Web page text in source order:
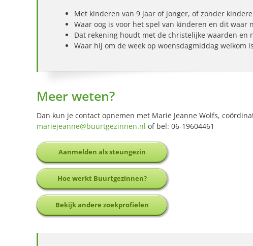
Met kinderen van 9 jaar of jonger, of zonder
Waar oog is voor het spel van kinderen en dit waar
Dat rekening houdt met de christelijke waarden en
Waar hij om de week op woensdagmiddag welkom
Meer weten?
Dan kun je contact opnemen met Marie Jeanne Wolfs,
mariejeanne@buurtgezinnen.nl of bel: 06-19604461
Aanmelden als steungezin
Hoe werkt Buurtgezinnen?
Bekijk andere zoekprofielen